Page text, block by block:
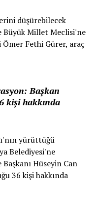
düşürebilecek
Millet Meclisi'ne
Fethi Gürer, araç
Başkan
kişi hakkında
yürüttüğü
Belediyesi'ne
Hüseyin Can
36 kişi hakkında